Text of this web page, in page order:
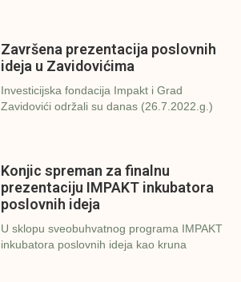
Završena prezentacija poslovnih
ideja u Zavidovićima
Investicijska fondacija Impakt i Grad
Zavidovići održali su danas (26.7.2022.g.)
Konjic spreman za finalnu
prezentaciju IMPAKT inkubatora
poslovnih ideja
U sklopu sveobuhvatnog programa IMPAKT
inkubatora poslovnih ideja kao kruna